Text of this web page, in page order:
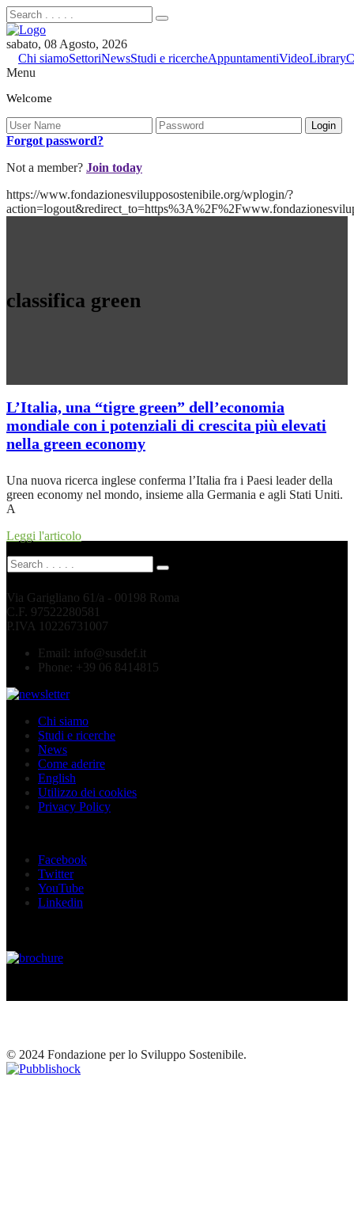
sabato, 08 Agosto, 2026
Chi siamoSettoriNewsStudi e ricercheAppuntamentiVideoLibrary
Menu
Welcome
Forgot password?
Not a member? Join today
https://www.fondazionesvilupposostenibile.org/wplogin/?
classifica green
L’Italia, una “tigre green” dell’economia
mondiale con i potenziali di crescita più elevati
nella green economy
Una nuova ricerca inglese conferma l’Italia fra i Paesi leader della
green economy nel mondo, insieme alla Germania e agli Stati Uniti.
A
Leggi l'articolo
Via Garigliano 61/a - 00198 Roma
C.F. 97522280581
P.IVA 10226731007
Email: info@susdef.it
Phone: +39 06 8414815
Chi siamo
Studi e ricerche
News
Come aderire
English
Utilizzo dei cookies
Privacy Policy
Facebook
Twitter
YouTube
Linkedin
© 2024 Fondazione per lo Sviluppo Sostenibile.